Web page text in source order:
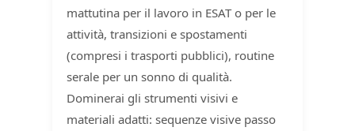
mattutina per il lavoro in ESAT o per le
attività, transizioni e spostamenti
(compresi i trasporti pubblici), routine
serale per un sonno di qualità.
Dominerai gli strumenti visivi e
materiali adatti: sequenze visive passo